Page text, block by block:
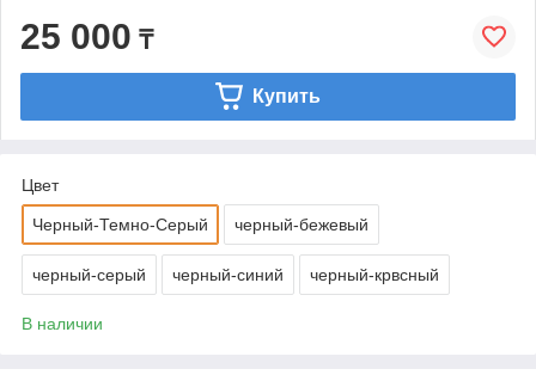
25 000 ₸
Купить
Цвет
Черный-Темно-Серый черный-бежевый
черный-серый черный-синий черный-крвсный
В наличии